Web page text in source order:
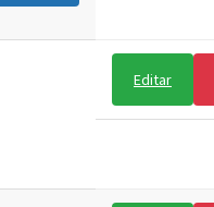
Editar